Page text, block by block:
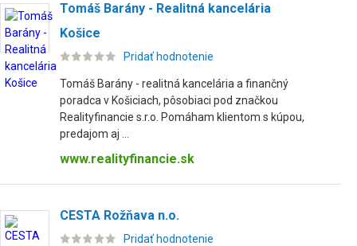
Tomáš Barány - Realitná kancelária
Košice
Pridať hodnotenie
Tomáš Barány - realitná kancelária a finančný
poradca v Košiciach, pôsobiaci pod značkou
Realityfinancie s.r.o. Pomáham klientom s kúpou,
predajom aj ...
www.realityfinancie.sk
CESTA Rožňava n.o.
Pridať hodnotenie